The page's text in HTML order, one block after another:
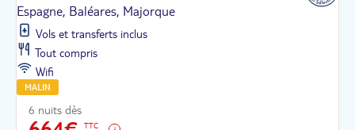
Espagne, Baléares, Majorque
Vols et transferts inclus
Tout compris
Wifi
MALIN
6 nuits dès
TTC